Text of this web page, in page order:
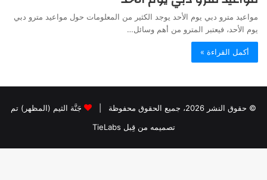
مواعيد مترو دبي يوم الأحد يوجد الكثير من المعلومات حول مواعيد مترو دبي
يوم الأحد، فيعتبر المترو من أهم وسائل…
أكمل القراءة »
© حقوق النشر 2026، جميع الحقوق محفوظة |
جَنَّة الثيم (المظهر) تم
تصميمه من قِبل TieLabs